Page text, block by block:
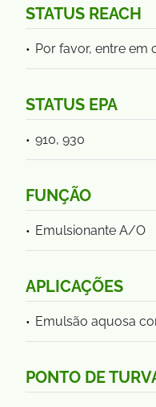
STATUS REACH
Por favor, entre em
STATUS EPA
910, 930
FUNÇÃO
Emulsionante A/O
APLICAÇÕES
Emulsão aquosa
PONTO DE